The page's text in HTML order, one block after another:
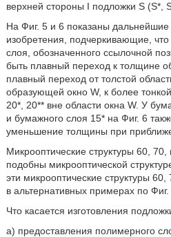
верхней стороны I подложки S (S*,
На Фиг. 5 и 6 показаны
изобретения, подчеркивающие,
слоя, обозначенного ссылочной
быть плавный переход к толщине
плавный переход от толстой
образующей окно W, к более
20*, 20** вне области окна W. У
и бумажного слоя 15* на Фиг. 6
уменьшение толщины при
Микрооптические структуры 60,
подобны микрооптической
эти микрооптические структуры
в альтернативных примерах по Фиг.
Что касается изготовления
a) предоставления полимерного